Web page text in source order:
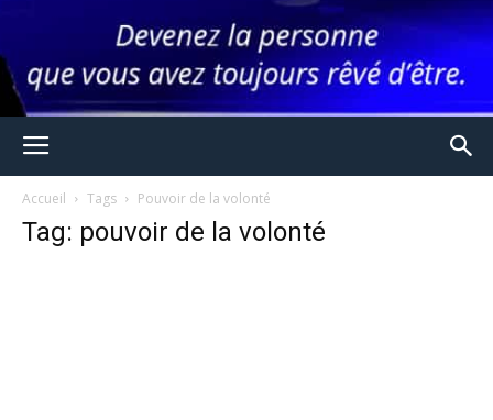
Accueil Tags Pouvoir de la volonté
Tag: pouvoir de la volonté